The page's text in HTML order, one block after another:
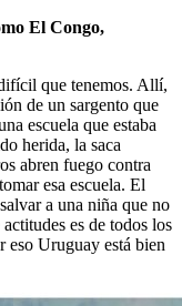
El Congo,
que tenemos. Allí,
de un sargento que
escuela que estaba
herida, la saca
abren fuego contra
esa escuela. El
a una niña que no
es de todos los
eso Uruguay está bien